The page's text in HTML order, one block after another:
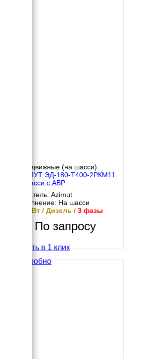
Передвижные (на шасси)
АЗИМУТ ЭД-180-Т400-2РКМ11
на шасси с АВР
Двигатель: Azimut
Исполнение: На шасси
180 кВт / Дизель / 3 фазы
По запросу
Купить в 1 клик
Подробно